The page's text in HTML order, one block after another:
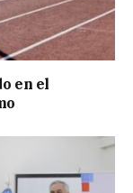
en el